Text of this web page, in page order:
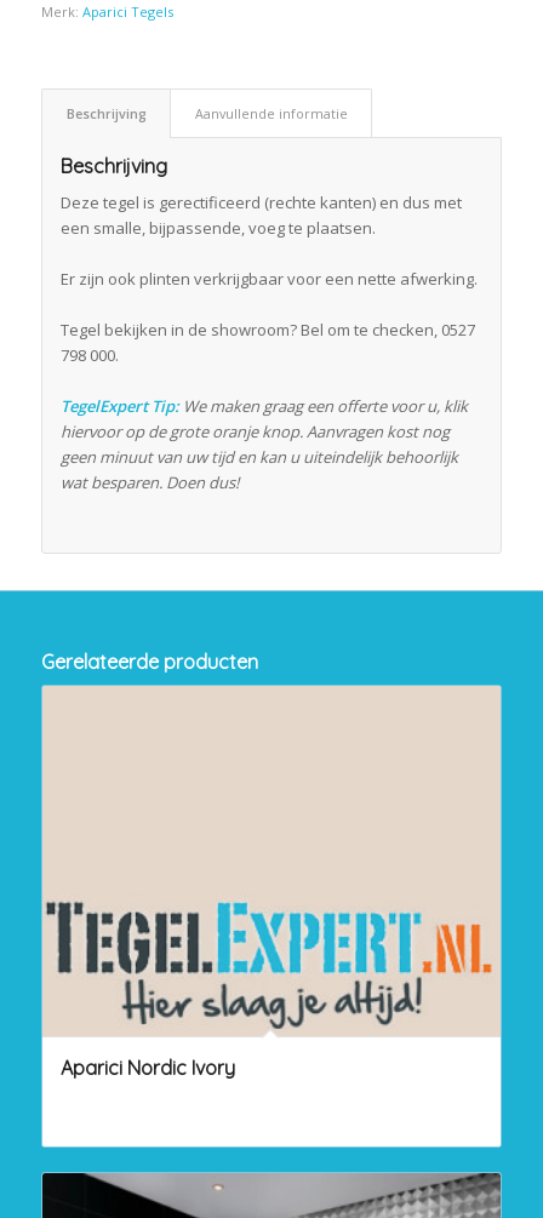
Merk: Aparici Tegels
Beschrijving Aanvullende informatie
Beschrijving
Deze tegel is gerectificeerd (rechte kanten) en dus met
een smalle, bijpassende, voeg te plaatsen.
Er zijn ook plinten verkrijgbaar voor een nette afwerking.
Tegel bekijken in de showroom? Bel om te checken, 0527
798 000.
TegelExpert Tip:We maken graag een offerte voor u, klik
hiervoor op de grote oranje knop. Aanvragen kost nog
geen minuut van uw tijd en kan u uiteindelijk behoorlijk
wat besparen. Doen dus!
Gerelateerde producten
Aparici Nordic Ivory